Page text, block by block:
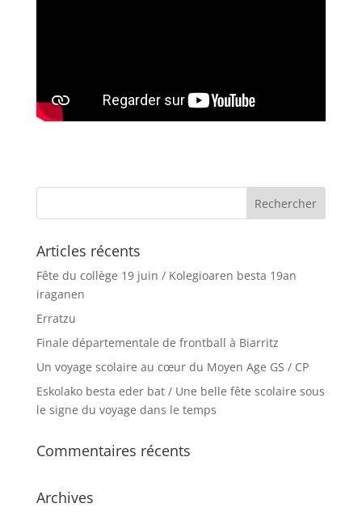
Articles récents
Fête du collège 19 juin / Kolegioaren besta 19an
iraganen
Erratzu
Finale départementale de frontball à Biarritz
Un voyage scolaire au cœur du Moyen Age GS / CP
Eskolako besta eder bat / Une belle fête scolaire sous
le signe du voyage dans le temps
Commentaires récents
Archives